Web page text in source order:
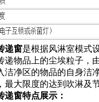
递窗是根据风淋室模式
递物品上的尘埃粒子，
洁净区的物品的自身洁
最大限度的达到吹淋及
递窗特点展示：